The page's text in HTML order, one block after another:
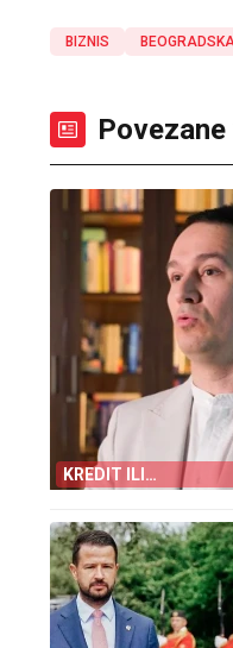
BIZNIS
KREDIT ILI
KORPORATIVNE